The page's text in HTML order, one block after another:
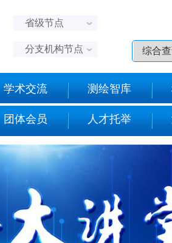
省级节点
分支机构节点
学术交流 测绘智库
团体会员 人才托举